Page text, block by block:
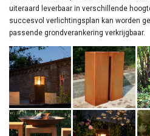
uiteraard leverbaar in verschillende
succesvol verlichtingsplan kan worden
passende grondverankering verkrijgbaar.